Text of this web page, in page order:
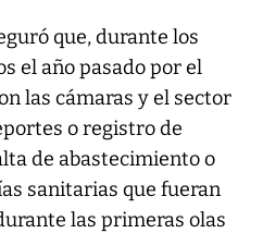
que, durante los
el año pasado por el
las cámaras y el sector
o registro de
de abastecimiento o
sanitarias que fueran
las primeras olas